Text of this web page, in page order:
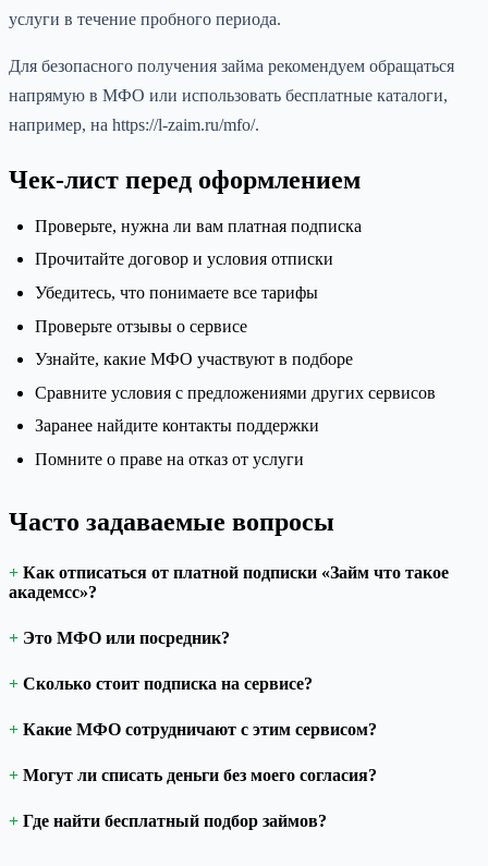
услуги в течение пробного периода.
Для безопасного получения займа рекомендуем обращаться
напрямую в МФО или использовать бесплатные каталоги,
например, на https://l-zaim.ru/mfo/.
Чек-лист перед оформлением
Проверьте, нужна ли вам платная подписка
Прочитайте договор и условия отписки
Убедитесь, что понимаете все тарифы
Проверьте отзывы о сервисе
Узнайте, какие МФО участвуют в подборе
Сравните условия с предложениями других сервисов
Заранее найдите контакты поддержки
Помните о праве на отказ от услуги
Часто задаваемые вопросы
Как отписаться от платной подписки «Займ что такое
академсс»?
Это МФО или посредник?
Сколько стоит подписка на сервисе?
Какие МФО сотрудничают с этим сервисом?
Могут ли списать деньги без моего согласия?
Где найти бесплатный подбор займов?